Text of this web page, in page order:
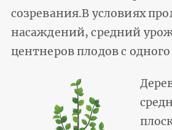
созревания.В условиях
насаждений, средний
центнеров плодов с одного